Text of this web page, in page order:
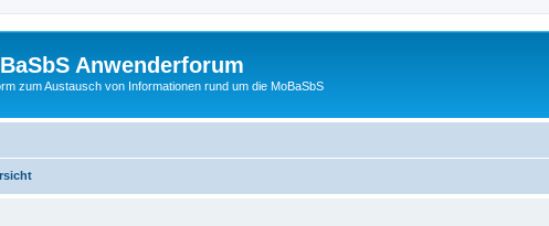
Anwenderforum
zum Austausch von Informationen rund um die MoBaSbS